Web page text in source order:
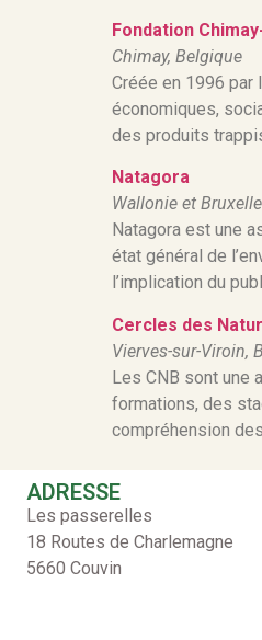
Fondation
Chimay, Belgique
Créée en 1996 par
économiques,
des produits
Natagora
Wallonie et
Natagora est une
état général de
l’implication du
Cercles des
Vierves-sur-Viroin,
Les CNB sont une
formations, des
compréhension
ADRESSE
Les passerelles
18 Routes de Charlemagne
5660 Couvin